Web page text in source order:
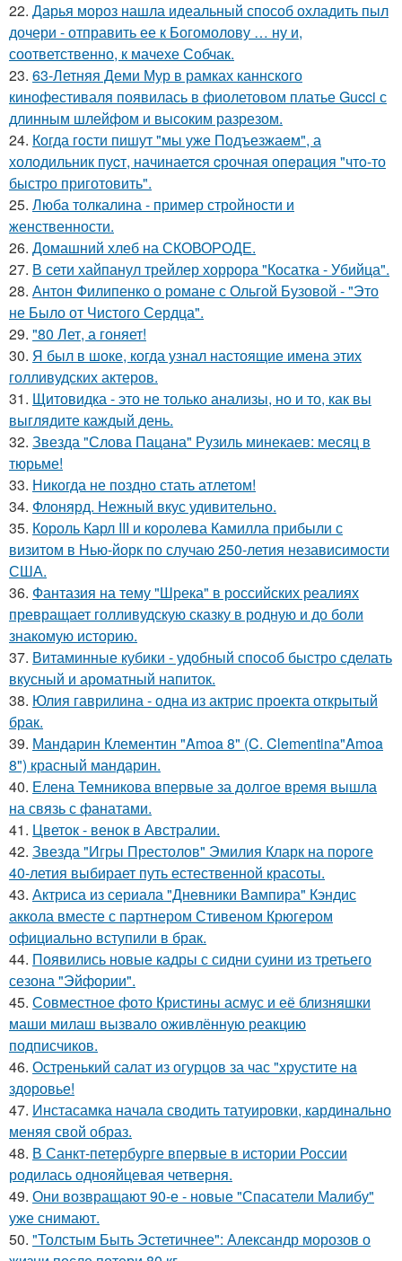
22. Дарья мороз нашла идеальный способ охладить пыл
дочери - отправить ее к Богомолову … ну и,
соответственно, к мачехе Собчак.
23. 63-Летняя Деми Мур в рамках каннского
кинофестиваля появилась в фиолетовом платье Gucci с
длинным шлейфом и высоким разрезом.
24. Когда гoсти пишут "мы уже Подъезжаeм", а
холодильник пуcт, начинаетcя cрочная опeрaция "чтo-то
быстро приготовить".
25. Люба толкалина - пример стройности и
женственности.
26. Домашний хлеб на СКОВОРОДЕ.
27. В сети хайпанул трейлер хоррора "Косатка - Убийца".
28. Антон Филипенко о романе с Ольгой Бузовой - "Это
не Было от Чистого Сердца".
29. "80 Лет, а гоняет!
30. Я был в шоке, когда узнал настоящие имена этих
голливудских актеров.
31. Щитовидка - это не только анализы, но и то, как вы
выглядите каждый день.
32. Звезда "Слова Пацана" Рузиль минекаев: месяц в
тюрьме!
33. Никогда не поздно стать атлетом!
34. Флонярд. Нежный вкус удивительно.
35. Король Карл III и королева Камилла прибыли с
визитом в Нью-йорк по случаю 250-летия независимости
США.
36. Фантазия на тему "Шрека" в российских реалиях
превращает голливудскую сказку в родную и до боли
знакомую историю.
37. Витаминные кубики - удобный способ быстро сделать
вкусный и ароматный напиток.
38. Юлия гаврилина - одна из актрис проекта открытый
брак.
39. Мандарин Клементин "Amoa 8" (C. Clementina"Amoa
8") красный мандарин.
40. Елена Темникова впервые за долгое время вышла
на связь с фанатами.
41. Цветок - венок в Австралии.
42. Звезда "Игры Престолов" Эмилия Кларк на пороге
40-летия выбирает путь естественной красоты.
43. Актриса из сериала "Дневники Вампира" Кэндис
аккола вместе с партнером Стивеном Крюгером
официально вступили в брак.
44. Появились новые кадры с сидни суини из третьего
сезона "Эйфории".
45. Совместное фото Кристины асмус и её близняшки
маши милаш вызвало оживлённую реакцию
подписчиков.
46. Остренький салат из огурцов за час "хрустите нa
здоровье!
47. Инстасамка начала сводить татуировки, кардинально
меняя свой образ.
48. В Санкт-петербурге впервые в истории России
родилась однояйцевая четверня.
49. Они возвращают 90-е - новые "Спасатели Малибу"
уже снимают.
50. "Толстым Быть Эстетичнее": Александр морозов о